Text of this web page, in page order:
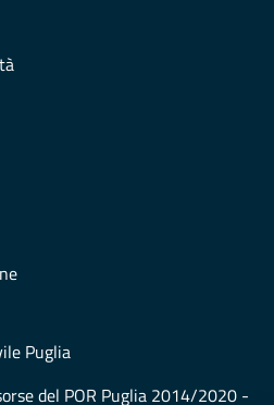
Puglia
del POR Puglia 2014/2020 -